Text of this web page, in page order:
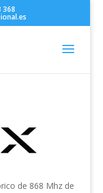
368
de 868 Mhz de